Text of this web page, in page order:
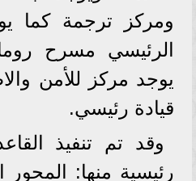
ومركز ترجمة كما
الرئيسي مسرح
يوجد مركز للأمن
قيادة رئيسي.